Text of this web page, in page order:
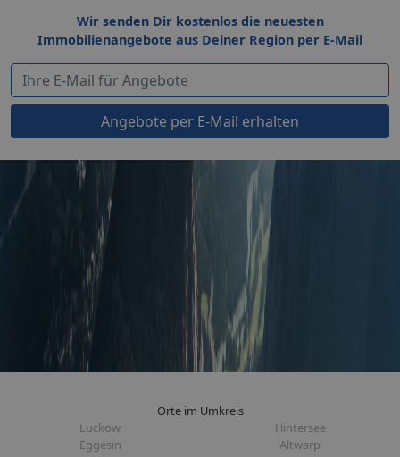
Wir senden Dir kostenlos die neuesten
Immobilienangebote aus Deiner Region per E-Mail
Angebote per E-Mail erhalten
Orte im Umkreis
Luckow
Hintersee
Eggesin
Altwarp